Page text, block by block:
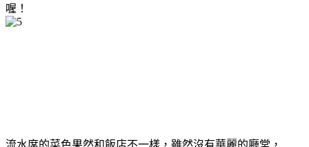
喔！
流水席的菜色果然和飯店不一樣，雖然沒有華麗的廳堂，